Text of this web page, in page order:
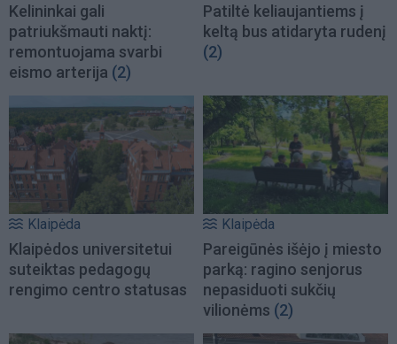
Kelininkai gali
patriukšmauti naktį:
remontuojama svarbi
eismo arterija (2)
Patiltė keliaujantiems į
keltą bus atidaryta rudenį
(2)
Klaipėda
Klaipėdos universitetui
suteiktas pedagogų
rengimo centro statusas
Klaipėda
Pareigūnės išėjo į miesto
parką: ragino senjorus
nepasiduoti sukčių
vilionėms (2)